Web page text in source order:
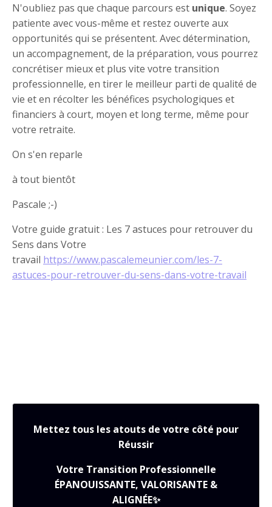
N'oubliez pas que chaque parcours est unique. Soyez
patiente avec vous-même et restez ouverte aux
opportunités qui se présentent. Avec détermination,
un accompagnement, de la préparation, vous pourrez
concrétiser mieux et plus vite votre transition
professionnelle, en tirer le meilleur parti de qualité de
vie et en récolter les bénéfices psychologiques et
financiers à court, moyen et long terme, même pour
votre retraite.
On s'en reparle
à tout bientôt
Pascale ;-)
Votre guide gratuit : Les 7 astuces pour retrouver du
Sens dans Votre
travail https://www.pascalemeunier.com/les-7-
astuces-pour-retrouver-du-sens-dans-votre-travail
Mettez tous les atouts de votre côté pour
Réussir
Votre Transition Professionnelle
ÉPANOUISSANTE, VALORISANTE &
ALIGNÉE✨